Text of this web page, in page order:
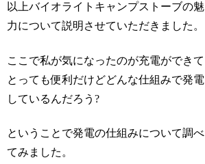
以上バイオライトキャンプストーブの魅
力について説明させていただきました。
ここで私が気になったのが充電ができて
とっても便利だけどどんな仕組みで発電
しているんだろう?
ということで発電の仕組みについて調べ
てみました。